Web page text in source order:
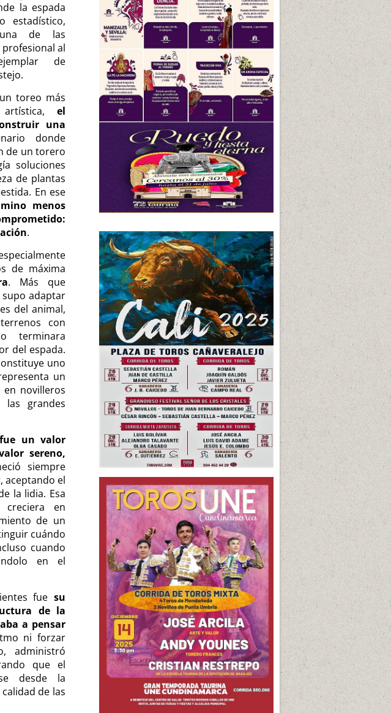
la espada
estadístico,
de las
al
de
toreo más
el
una
donde
de un torero
soluciones
de plantas
En ese
menos
.
de máxima
. Más que
adaptar
del animal,
con
terminara
del espada.
uno
un
novilleros
las grandes
un valor
sereno,
siempre
aceptando el
la lidia. Esa
en
de un
cuándo
cuando
en el
fue su
de la
a pensar
ni forzar
administró
que el
desde la
de las